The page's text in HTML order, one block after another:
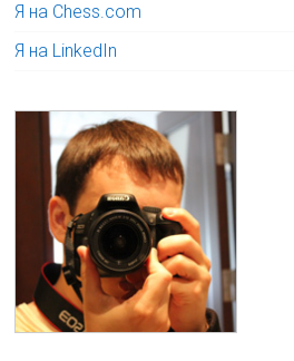
Я на Chess.com
Я на LinkedIn